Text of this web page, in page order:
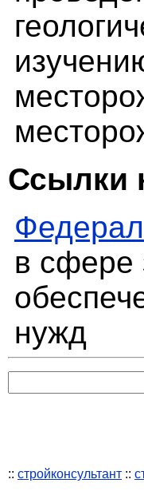
Ссылки
в сфере
нужд
:: стройконсультант ::